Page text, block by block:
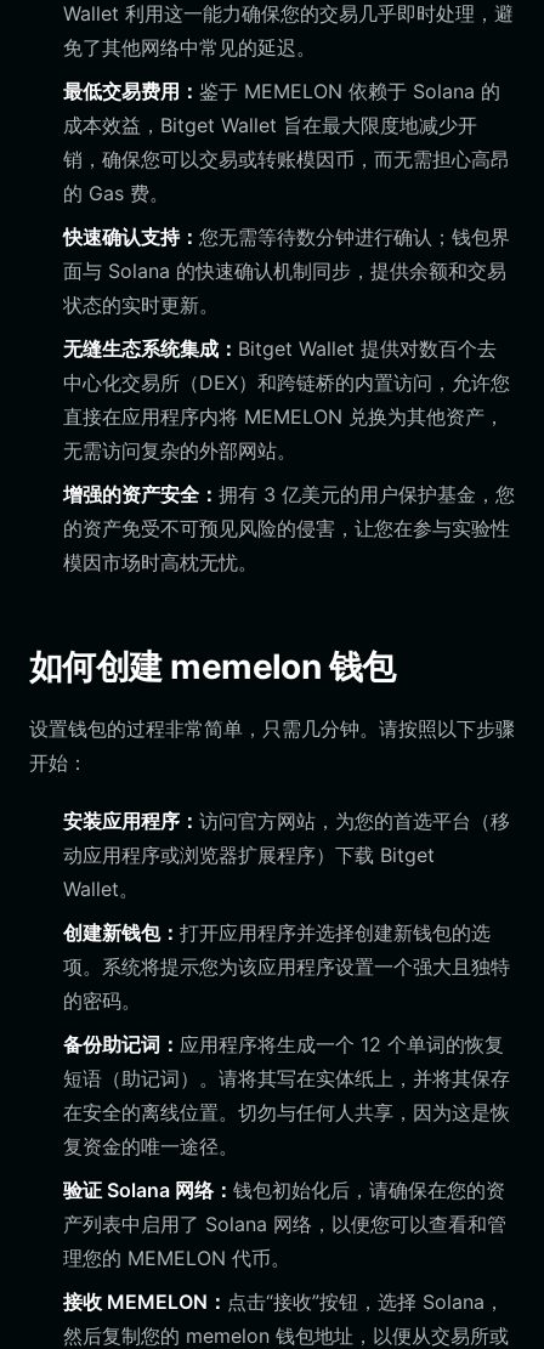
Wallet 利用这一能力确保您的交易几乎即时处理，避
免了其他网络中常见的延迟。
最低交易费用： 鉴于 MEMELON 依赖于 Solana 的
成本效益，Bitget Wallet 旨在最大限度地减少开
销，确保您可以交易或转账模因币，而无需担心高昂
的 Gas 费。
快速确认支持： 您无需等待数分钟进行确认；钱包界
面与 Solana 的快速确认机制同步，提供余额和交易
状态的实时更新。
无缝生态系统集成： Bitget Wallet 提供对数百个去
中心化交易所（DEX）和跨链桥的内置访问，允许您
直接在应用程序内将 MEMELON 兑换为其他资产，
无需访问复杂的外部网站。
增强的资产安全： 拥有 3 亿美元的用户保护基金，您
的资产免受不可预见风险的侵害，让您在参与实验性
模因市场时高枕无忧。
如何创建 memelon 钱包
设置钱包的过程非常简单，只需几分钟。请按照以下步骤
开始：
安装应用程序： 访问官方网站，为您的首选平台（移
动应用程序或浏览器扩展程序）下载 Bitget
Wallet。
创建新钱包： 打开应用程序并选择创建新钱包的选
项。系统将提示您为该应用程序设置一个强大且独特
的密码。
备份助记词： 应用程序将生成一个 12 个单词的恢复
短语（助记词）。请将其写在实体纸上，并将其保存
在安全的离线位置。切勿与任何人共享，因为这是恢
复资金的唯一途径。
验证 Solana 网络： 钱包初始化后，请确保在您的资
产列表中启用了 Solana 网络，以便您可以查看和管
理您的 MEMELON 代币。
接收 MEMELON： 点击“接收”按钮，选择 Solana，
然后复制您的 memelon 钱包地址，以便从交易所或